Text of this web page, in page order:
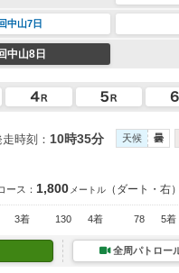
中山7日
中山8日
時刻： 10時35分 天候 曇
ース： 1,800 メートル （ダート・右）
3着 130 4着 78 5着
全周パトロー